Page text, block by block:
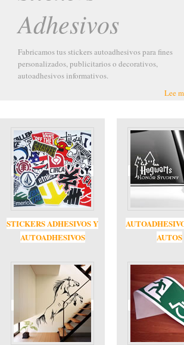
Adhesivos
Fabricamos tus stickers autoadhesivos para fines
personalizados, publicitarios o decorativos,
autoadhesivos informativos.
Lee
STICKERS ADHESIVOS Y
AUTOADHESIVOS
AUTOS